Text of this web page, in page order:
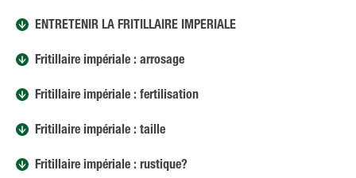
ENTRETENIR LA FRITILLAIRE IMPÉRIALE
Fritillaire impériale : arrosage
Fritillaire impériale : fertilisation
Fritillaire impériale : taille
Fritillaire impériale : rustique?